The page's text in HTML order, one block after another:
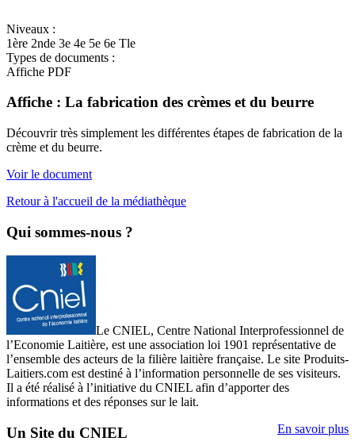
Niveaux :
1ère 2nde 3e 4e 5e 6e Tle
Types de documents :
Affiche PDF
Affiche : La fabrication des crèmes et du beurre
Découvrir très simplement les différentes étapes de fabrication de la
crème et du beurre.
Voir le document
Retour à l'accueil de la médiathèque
Qui sommes-nous ?
Le CNIEL, Centre National Interprofessionnel de
l’Economie Laitière, est une association loi 1901 représentative de
l’ensemble des acteurs de la filière laitière française. Le site Produits-
Laitiers.com est destiné à l’information personnelle de ses visiteurs.
Il a été réalisé à l’initiative du CNIEL afin d’apporter des
informations et des réponses sur le lait.
En savoir plus
Un Site du CNIEL